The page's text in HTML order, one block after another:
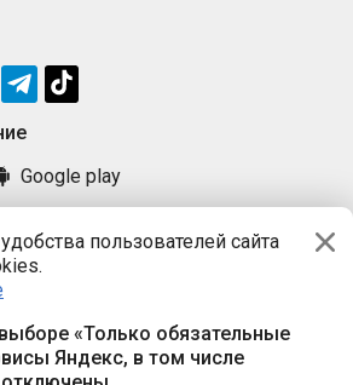
пользователей сайта
«Только обязательные
Яндекс, в том числе
Google play
ООО «ПРАЦА БАЙ»
220114, г. Минск, пр-т Независимости